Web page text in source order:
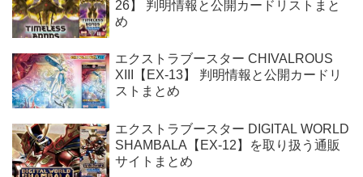
26】 判明情報と公開カードリストまと
め
エクストラブースター CHIVALROUS
XIII【EX-13】 判明情報と公開カードリ
ストまとめ
エクストラブースター DIGITAL WORLD
SHAMBALA【EX-12】を取り扱う通販
サイトまとめ